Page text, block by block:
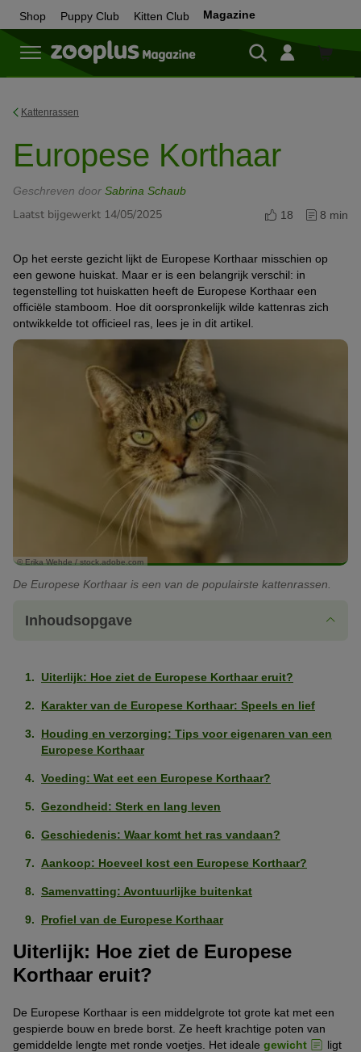
Shop Puppy Club Kitten Club Magazine
Shop
Kattenrassen
Europese Korthaar
Geschreven door Sabrina Schaub
Laatst bijgewerkt 14/05/2025 18 8 min
Op het eerste gezicht lijkt de Europese Korthaar misschien op
een gewone huiskat. Maar er is een belangrijk verschil: in
tegenstelling tot huiskatten heeft de Europese Korthaar een
officiële stamboom. Hoe dit oorspronkelijk wilde kattenras zich
ontwikkelde tot officieel ras, lees je in dit artikel.
© Erika Wehde / stock.adobe.com
De Europese Korthaar is een van de populairste kattenrassen.
Inhoudsopgave
Uiterlijk: Hoe ziet de Europese Korthaar eruit?
Karakter van de Europese Korthaar: Speels en lief
Houding en verzorging: Tips voor eigenaren van een
Europese Korthaar
Voeding: Wat eet een Europese Korthaar?
Gezondheid: Sterk en lang leven
Geschiedenis: Waar komt het ras vandaan?
Aankoop: Hoeveel kost een Europese Korthaar?
Samenvatting: Avontuurlijke buitenkat
Profiel van de Europese Korthaar
Uiterlijk: Hoe ziet de Europese
Korthaar eruit?
De Europese Korthaar is een middelgrote tot grote kat met een
gespierde bouw en brede borst. Ze heeft krachtige poten van
gemiddelde lengte met ronde voetjes. Het ideale gewicht
ligt